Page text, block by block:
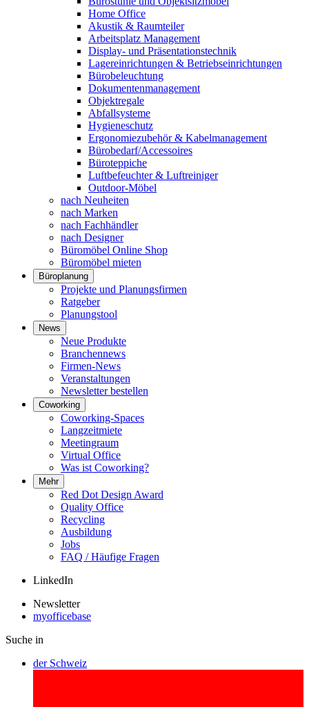
Home Office
Akustik & Raumteiler
Arbeitsplatz Management
Display- und Präsentationstechnik
Lagereinrichtungen & Betriebseinrichtungen
Bürobeleuchtung
Dokumentenmanagement
Objektregale
Abfallsysteme
Hygieneschutz
Ergonomiezubehör & Kabelmanagement
Bürobedarf/Accessoires
Büroteppiche
Luftbefeuchter & Luftreiniger
Outdoor-Möbel
nach Neuheiten
nach Marken
nach Fachhändler
nach Designer
Büromöbel Online Shop
Büromöbel mieten
Büroplanung
Projekte und Planungsfirmen
Ratgeber
Planungstool
News
Neue Produkte
Branchennews
Firmen-News
Veranstaltungen
Newsletter bestellen
Coworking
Coworking-Spaces
Langzeitmiete
Meetingraum
Virtual Office
Was ist Coworking?
Mehr
Red Dot Design Award
Quality Office
Recycling
Ausbildung
Jobs
FAQ / Häufige Fragen
LinkedIn
Newsletter
myofficebase
Suche in
der Schweiz